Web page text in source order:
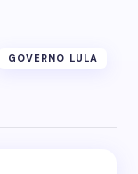
GOVERNO LULA